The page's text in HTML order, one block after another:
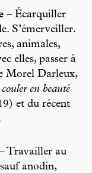
– Écarquiller
S’émerveiller.
animales,
elles, passer à
Morel Darleux,
en beauté
et du récent
– Travailler au
anodin,